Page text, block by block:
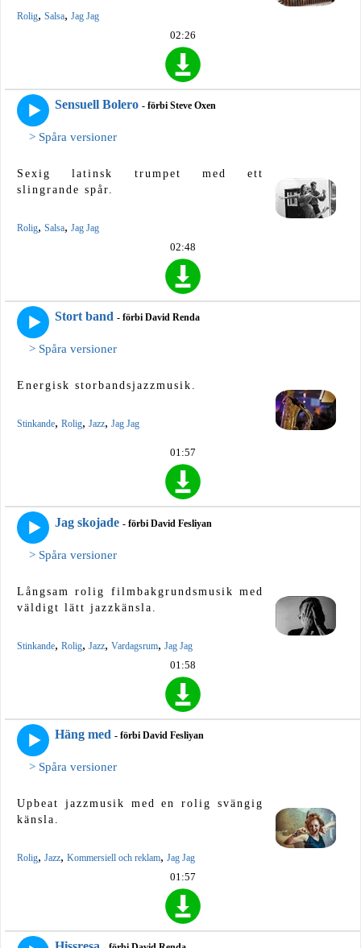
Rolig, Salsa, Jag Jag
02:26
Sensuell Bolero - förbi Steve Oxen
> Spåra versioner
Sexig latinsk trumpet med ett
slingrande spår.
Rolig, Salsa, Jag Jag
02:48
Stort band - förbi David Renda
> Spåra versioner
Energisk storbandsjazzmusik.
Stinkande, Rolig, Jazz, Jag Jag
01:57
Jag skojade - förbi David Fesliyan
> Spåra versioner
Långsam rolig filmbakgrundsmusik med
väldigt lätt jazzkänsla.
Stinkande, Rolig, Jazz, Vardagsrum, Jag Jag
01:58
Häng med - förbi David Fesliyan
> Spåra versioner
Upbeat jazzmusik med en rolig svängig
känsla.
Rolig, Jazz, Kommersiell och reklam, Jag Jag
01:57